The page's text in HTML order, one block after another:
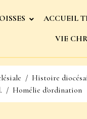
ACCUEIL
VIE
Histoire
Homélie d'ordination